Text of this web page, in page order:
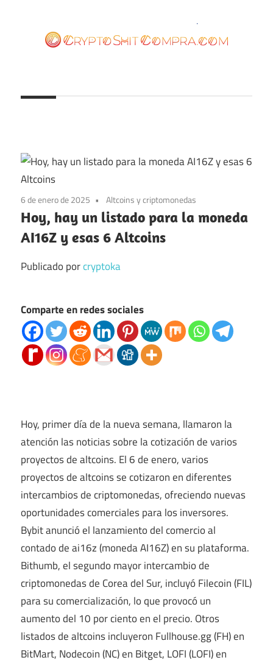
contenido
6 de enero de 2025 Altcoins y criptomonedas
Hoy, hay un listado para la moneda
AI16Z y esas 6 Altcoins
Publicado porcryptoka
Comparte en redes sociales
Hoy, primer día de la nueva semana, llamaron la
atención las noticias sobre la cotización de varios
proyectos de altcoins. El 6 de enero, varios
proyectos de altcoins se cotizaron en diferentes
intercambios de criptomonedas, ofreciendo nuevas
oportunidades comerciales para los inversores.
Bybit anunció el lanzamiento del comercio al
contado de ai16z (moneda AI16Z) en su plataforma.
Bithumb, el segundo mayor intercambio de
criptomonedas de Corea del Sur, incluyó Filecoin (FIL)
para su comercialización, lo que provocó un
aumento del 10 por ciento en el precio. Otros
listados de altcoins incluyeron Fullhouse.gg (FH) en
BitMart, Nodecoin (NC) en Bitget, LOFI (LOFI) en